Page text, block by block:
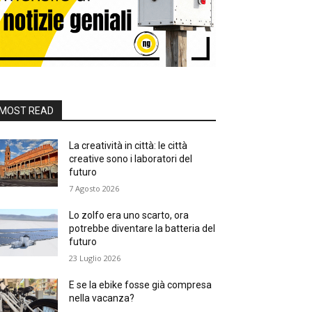
READ
La creatività in città: le città
creative sono i laboratori del
futuro
7 Agosto 2026
Lo zolfo era uno scarto, ora
potrebbe diventare la batteria del
futuro
23 Luglio 2026
E se la ebike fosse già compresa
nella vacanza?